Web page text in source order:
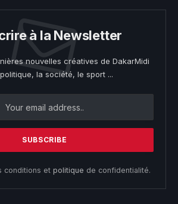
à la Newsletter
nouvelles créatives de DakarMidi
la société, le sport ...
conditions et politique de confidentialité.